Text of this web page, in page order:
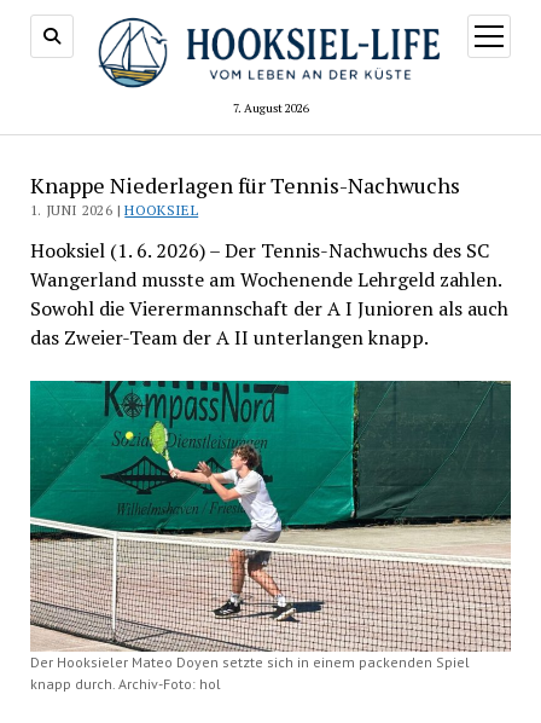
7. August 2026
Menü
öffnen
Knappe Niederlagen für Tennis-Nachwuchs
1. JUNI 2026 |HOOKSIEL
Hooksiel (1. 6. 2026) – Der Tennis-Nachwuchs des SC
Wangerland musste am Wochenende Lehrgeld zahlen.
Sowohl die Vierermannschaft der A I Junioren als auch
das Zweier-Team der A II unterlangen knapp.
Der Hooksieler Mateo Doyen setzte sich in einem packenden Spiel
knapp durch. Archiv-Foto: hol